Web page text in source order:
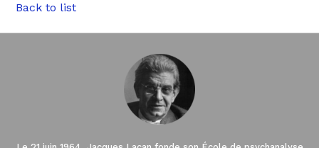
Back to list